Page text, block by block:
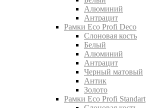
Алюминий
Антрацит
Рамки Eco Profi Deco
Слоновая кость
Белый
Алюминий
Антрацит
Черный матовый
Антик
Золото
Рамки Eco Profi Standart